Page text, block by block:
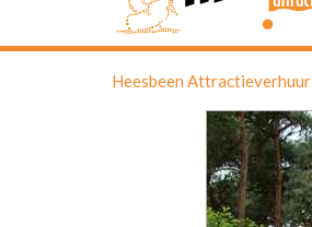
Heesbeen Attractieverhuur